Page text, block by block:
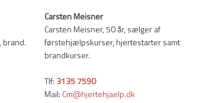
Carsten Meisner
Carsten Meisner, 50 år, sælger af
førstehjælpskurser, hjertestarter samt
brandkurser.
Tlf: 3135 7590
Mail: Cm@hjertehjaelp.dk